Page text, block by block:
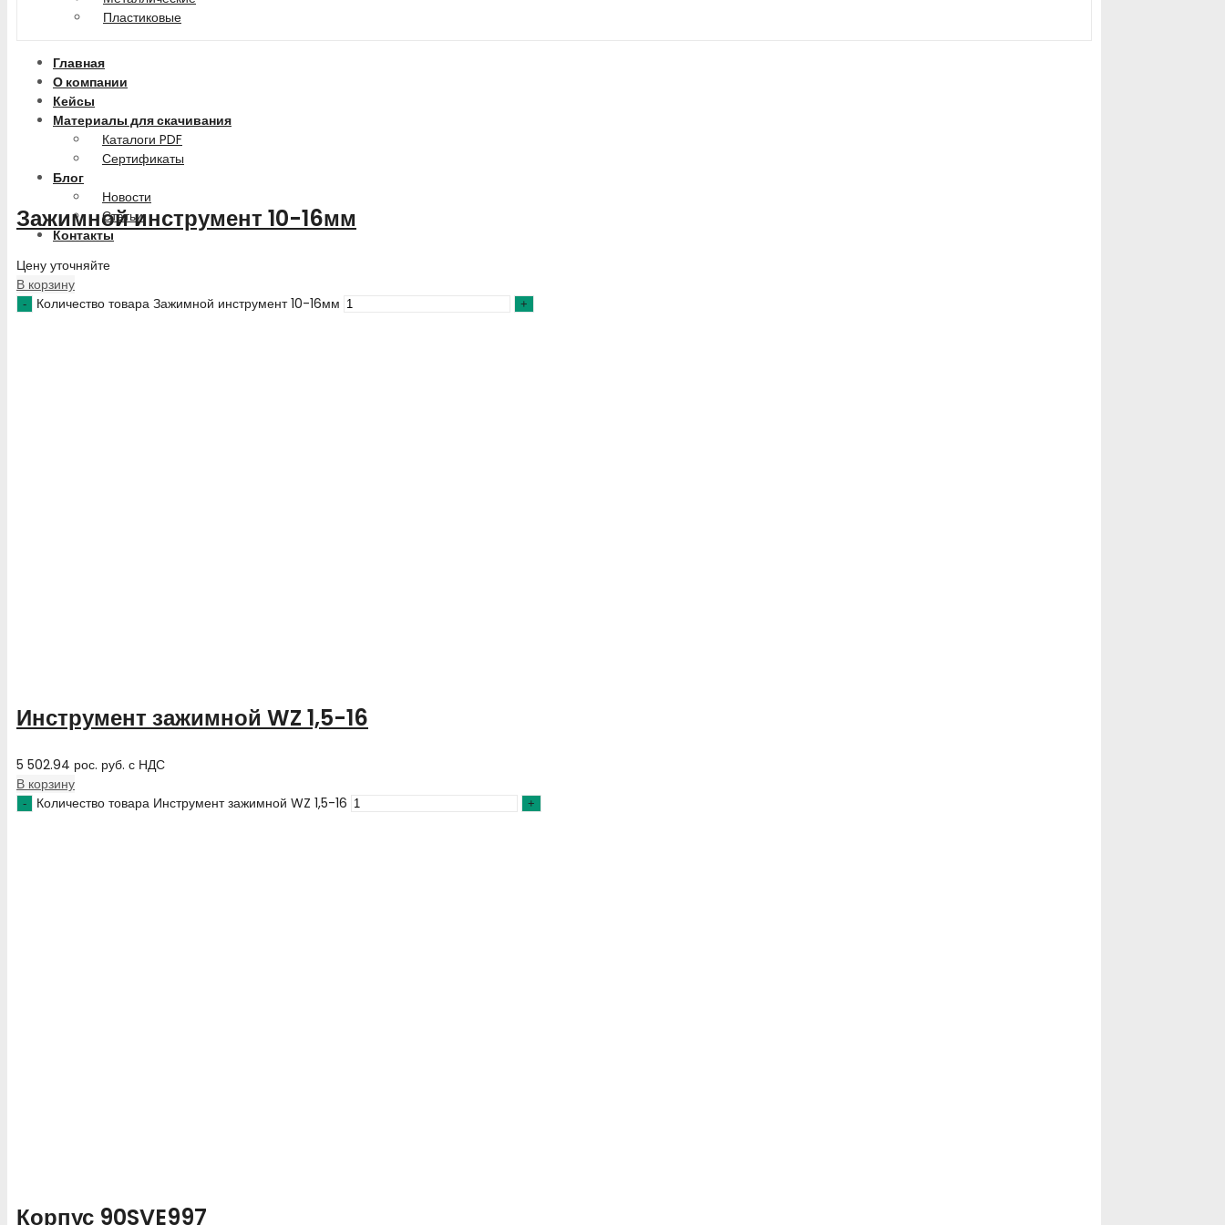
Пластиковые
Главная
О компании
Кейсы
Материалы для скачивания
Каталоги PDF
Сертификаты
Блог
Новости
Статьи
Контакты
Зажимной инструмент 10-16мм
Цену уточняйте
В корзину
Количество товара Зажимной инструмент 10-16мм
Инструмент зажимной WZ 1,5-16
5 502.94 рос. руб. с НДС
В корзину
Количество товара Инструмент зажимной WZ 1,5-16
Корпус 90SVE997